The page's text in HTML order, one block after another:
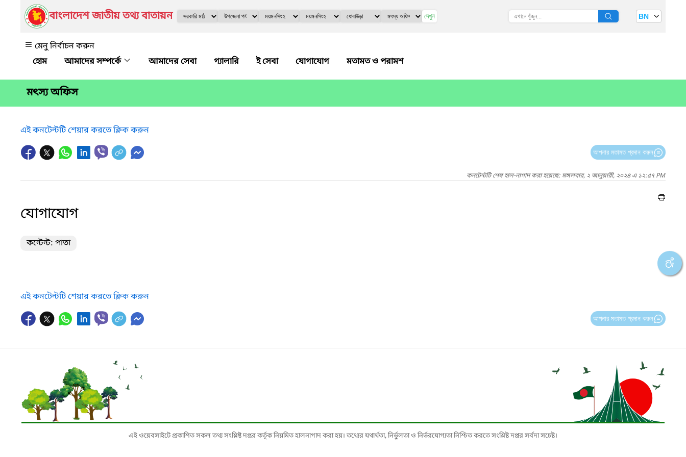
বাংলাদেশ জাতীয় তথ্য বাতায়ন দেখুন BN
মেনু নির্বাচন করুন
আমাদের সম্পর্কে
আমাদের সেবা গ্যালারি ই সেবা যোগাযোগ মতামত ও পরামশ
মৎস্য অফিস
এই কনটেন্টটি শেয়ার করতে ক্লিক করুন
আপনার মতামত প্রদান করুন
কনটেন্টটি শেষ হাল-নাগাদ করা হয়েছে: মঙ্গলবার, ২ জানুয়ারী, ২০২৪ এ ১২:৫৭ PM
যোগাযোগ
কন্টেন্ট: পাতা
এই কনটেন্টটি শেয়ার করতে ক্লিক করুন
আপনার মতামত প্রদান করুন
এই ওয়েবসাইটে প্রকাশিত সকল তথ্য সংশ্লিষ্ট দপ্তর কর্তৃক নিয়মিত হালনাগাদ করা হয়। তথ্যের যথার্থতা, নির্ভুলতা ও নির্ভরযোগ্যতা নিশ্চিত করতে সংশ্লিষ্ট দপ্তর সর্বদা সচেষ্ট।